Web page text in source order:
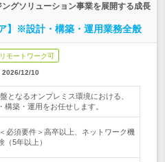
グソリューション事業を展開する成長
※設計・構築・運用業務全般
リモートワーク可
2026/12/10
となるオンプレミス環境における、
構築・運用をお任せします。
必須要件＞高卒以上、ネットワーク機
5年以上）